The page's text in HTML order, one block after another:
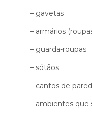
– gavetas
– armários
– guarda-roupas
– sótãos
– cantos de
– ambientes que